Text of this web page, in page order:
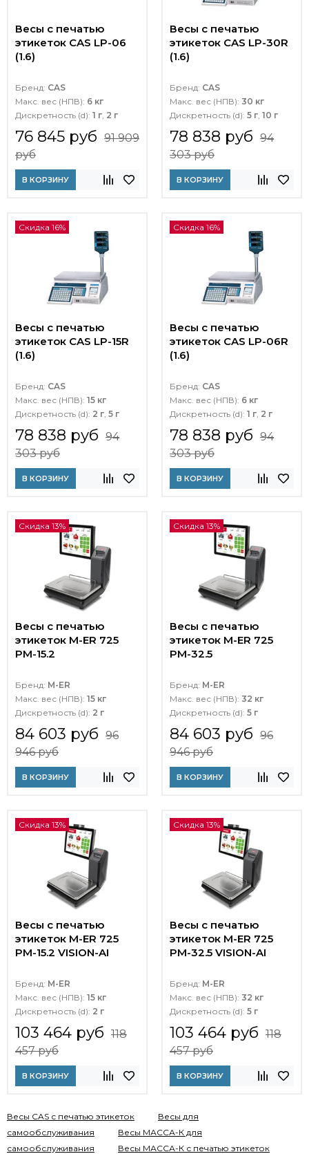
Весы с печатью
этикеток CAS LP-06
(1.6)
Бренд: CAS
Макс. вес (НПВ): 6 кг
Дискретность (d): 1 г, 2 г
76 845 руб 91 909
руб
В КОРЗИНУ
Весы с печатью
этикеток CAS LP-30R
(1.6)
Бренд: CAS
Макс. вес (НПВ): 30 кг
Дискретность (d): 5 г, 10 г
78 838 руб 94
303 руб
В КОРЗИНУ
Скидка 16%
Весы с печатью
этикеток CAS LP-15R
(1.6)
Бренд: CAS
Макс. вес (НПВ): 15 кг
Дискретность (d): 2 г, 5 г
78 838 руб 94
303 руб
В КОРЗИНУ
Скидка 16%
Весы с печатью
этикеток CAS LP-06R
(1.6)
Бренд: CAS
Макс. вес (НПВ): 6 кг
Дискретность (d): 1 г, 2 г
78 838 руб 94
303 руб
В КОРЗИНУ
Скидка 13%
Весы с печатью
этикеток M-ER 725
PM-15.2
Бренд: M-ER
Макс. вес (НПВ): 15 кг
Дискретность (d): 2 г
84 603 руб 96
946 руб
В КОРЗИНУ
Скидка 13%
Весы с печатью
этикеток M-ER 725
PM-32.5
Бренд: M-ER
Макс. вес (НПВ): 32 кг
Дискретность (d): 5 г
84 603 руб 96
946 руб
В КОРЗИНУ
Скидка 13%
Весы с печатью
этикеток M-ER 725
PM-15.2 VISION-AI
Бренд: M-ER
Макс. вес (НПВ): 15 кг
Дискретность (d): 2 г
103 464 руб 118
457 руб
В КОРЗИНУ
Скидка 13%
Весы с печатью
этикеток M-ER 725
PM-32.5 VISION-AI
Бренд: M-ER
Макс. вес (НПВ): 32 кг
Дискретность (d): 5 г
103 464 руб 118
457 руб
В КОРЗИНУ
Весы CAS с печатью этикеток
Весы для
самообслуживания
Весы МАССА-К для
самообслуживания
Весы МАССА-К с печатью этикеток